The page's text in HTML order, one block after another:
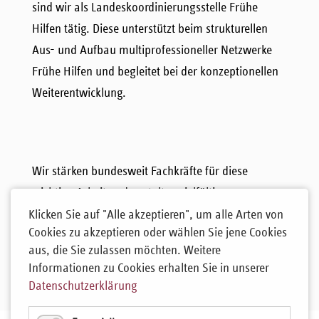
sind wir als Landeskoordinierungsstelle Frühe
Hilfen tätig. Diese unterstützt beim strukturellen
Aus- und Aufbau multiprofessioneller Netzwerke
Frühe Hilfen und begleitet bei der konzeptionellen
Weiterentwicklung.
Wir stärken bundesweit Fachkräfte für diese
wichtige Arbeit und gestalten vielfältige
Veranstaltungen für unterschiedliche Zielgruppen,
von berufsbegleitenden Qualifizierungen über
Seminare bis hin zu dialogischen
Austauschformaten.
Klicken Sie auf "Alle akzeptieren", um alle Arten von
Cookies zu akzeptieren oder wählen Sie jene Cookies
aus, die Sie zulassen möchten. Weitere
Informationen zu Cookies erhalten Sie in unserer
Datenschutzerklärung